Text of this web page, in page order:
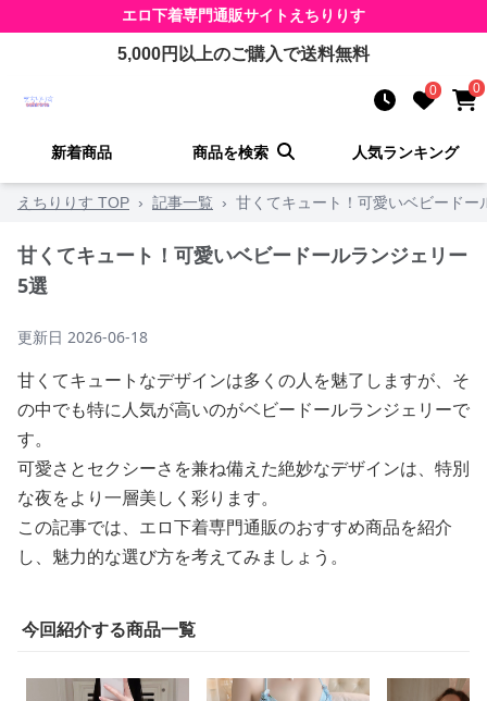
エロ下着専門通販サイト えちりりす
5,000円以上のご購入で送料無料
0 0
新着商品 商品を検索 人気ランキング
えちりりす TOP › 記事一覧 › 甘くてキュート！可愛いベビードー
甘くてキュート！可愛いベビードールランジェリー
5選
更新日 2026-06-18
甘くてキュートなデザインは多くの人を魅了しますが、そ
の中でも特に人気が高いのがベビードールランジェリーで
す。
可愛さとセクシーさを兼ね備えた絶妙なデザインは、特別
な夜をより一層美しく彩ります。
この記事では、エロ下着専門通販のおすすめ商品を紹介
し、魅力的な選び方を考えてみましょう。
今回紹介する商品一覧